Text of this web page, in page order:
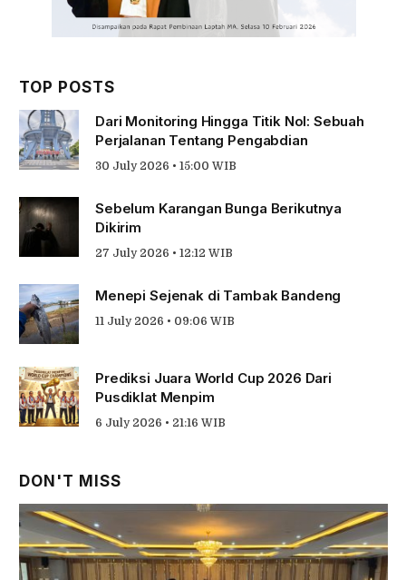
TOP POSTS
Dari Monitoring Hingga Titik Nol: Sebuah
Perjalanan Tentang Pengabdian
30 July 2026 • 15:00 WIB
Sebelum Karangan Bunga Berikutnya
Dikirim
27 July 2026 • 12:12 WIB
Menepi Sejenak di Tambak Bandeng
11 July 2026 • 09:06 WIB
Prediksi Juara World Cup 2026 Dari
Pusdiklat Menpim
6 July 2026 • 21:16 WIB
DON'T MISS